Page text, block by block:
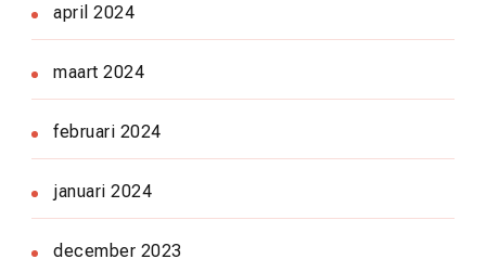
april 2024
maart 2024
februari 2024
januari 2024
december 2023